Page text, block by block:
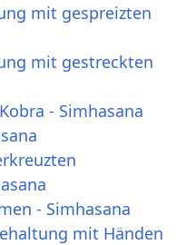
mit gespreizten
mit gestreckten
- Simhasana
- Simhasana
mit Händen